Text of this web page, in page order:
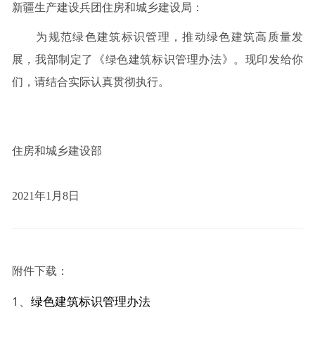
新疆生产建设兵团住房和城乡建设局：
为规范绿色建筑标识管理，推动绿色建筑高质量发
展，我部制定了《绿色建筑标识管理办法》。现印发给你
们，请结合实际认真贯彻执行。
住房和城乡建设部
2021年1月8日
附件下载：
1、 绿色建筑标识管理办法